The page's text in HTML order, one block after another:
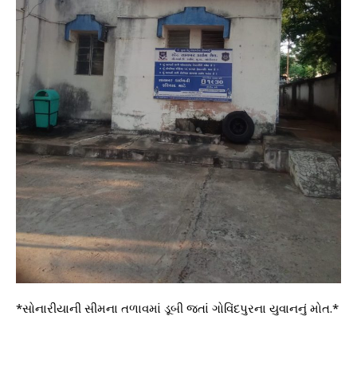
*સોનારીયાની સીમના તળાવમાં ડૂબી જતાં ગોવિંદપુરના યુવાનનું મોત.*